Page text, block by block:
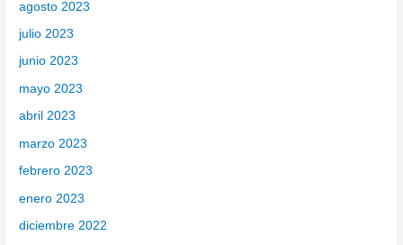
agosto 2023
julio 2023
junio 2023
mayo 2023
abril 2023
marzo 2023
febrero 2023
enero 2023
diciembre 2022